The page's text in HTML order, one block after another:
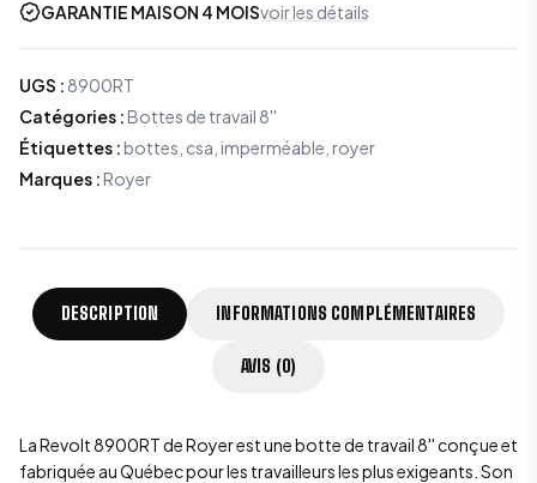
GARANTIE MAISON 4 MOISvoir les détails
UGS : 8900RT
Catégories : Bottes de travail 8''
Étiquettes : bottes, csa, imperméable, royer
Marques : Royer
DESCRIPTION INFORMATIONS COMPLÉMENTAIRES
AVIS (0)
La Revolt 8900RT de Royer est une botte de travail 8'' conçue et
fabriquée au Québec pour les travailleurs les plus exigeants. Son